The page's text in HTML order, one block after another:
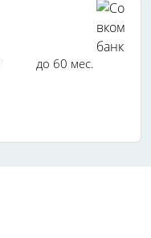
до 60 мес.